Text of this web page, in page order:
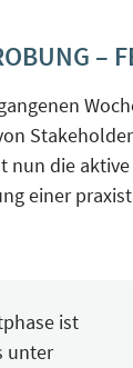
–
die
einer
ist
unter